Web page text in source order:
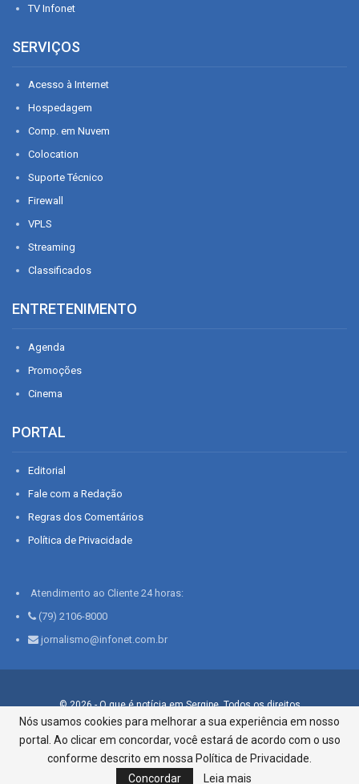
TV Infonet
SERVIÇOS
Acesso à Internet
Hospedagem
Comp. em Nuvem
Colocation
Suporte Técnico
Firewall
VPLS
Streaming
Classificados
ENTRETENIMENTO
Agenda
Promoções
Cinema
PORTAL
Editorial
Fale com a Redação
Regras dos Comentários
Política de Privacidade
Atendimento ao Cliente 24 horas:
(79) 2106-8000
jornalismo@infonet.com.br
© 2026 - O que é notícia em Sergipe. Todos os direitos
reservados.
Infonet - Rua Monsenhor Silveira 276, Bairro São José |
Aracaju-SE, CEP 49015-030, Fone: 79.2106.8000 - CI Centro de
Informações LTDA
Nós usamos cookies para melhorar a sua experiência em nosso
portal. Ao clicar em concordar, você estará de acordo com o uso
conforme descrito em nossa Política de Privacidade.
Concordar
Leia mais